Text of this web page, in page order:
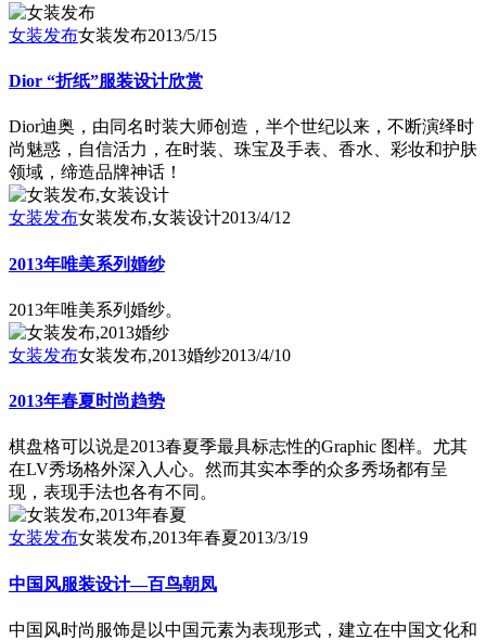
女装发布女装发布2013/5/15
Dior “折纸”服装设计欣赏
Dior迪奥，由同名时装大师创造，半个世纪以来，不断演绎时
尚魅惑，自信活力，在时装、珠宝及手表、香水、彩妆和护肤
领域，缔造品牌神话！
女装发布女装发布,女装设计2013/4/12
2013年唯美系列婚纱
2013年唯美系列婚纱。
女装发布女装发布,2013婚纱2013/4/10
2013年春夏时尚趋势
棋盘格可以说是2013春夏季最具标志性的Graphic 图样。尤其
在LV秀场格外深入人心。然而其实本季的众多秀场都有呈
现，表现手法也各有不同。
女装发布女装发布,2013年春夏2013/3/19
中国风服装设计—百鸟朝凤
中国风时尚服饰是以中国元素为表现形式，建立在中国文化和